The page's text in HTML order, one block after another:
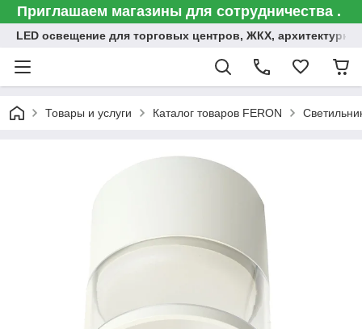
Приглашаем магазины для сотрудничества .
LED освещение для торговых центров, ЖКХ,
Товары и услуги Каталог товаров FERON